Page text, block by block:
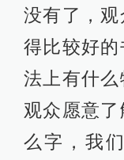
没有了，
得比较好
法上有什
观众愿意
么字，我